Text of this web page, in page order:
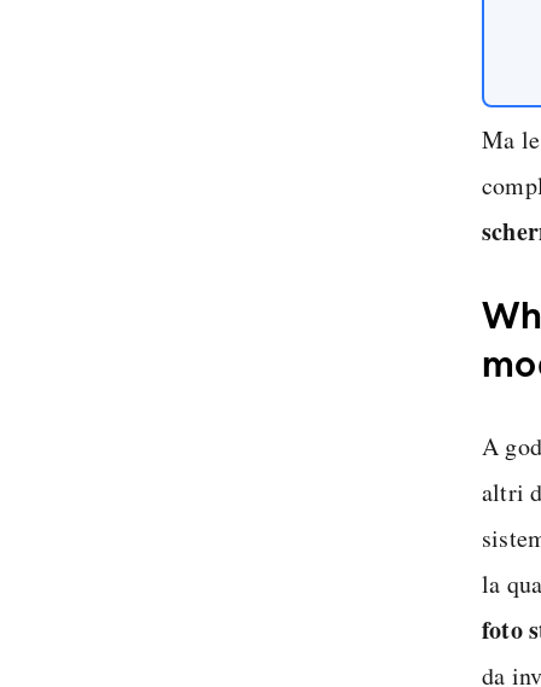
Ma
A
altri
la
foto
da